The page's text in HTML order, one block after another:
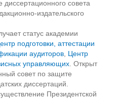
диссертационного совета
издательского
статус академии
подготовки, аттестации
аудиторов Центр
управляющих . Открыт
совет по защите
диссертаций.
Президентской